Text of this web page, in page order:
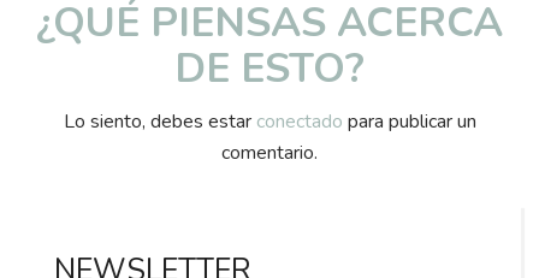
¿QUÉ PIENSAS ACERCA
DE ESTO?
Lo siento, debes estar conectado para publicar un
comentario.